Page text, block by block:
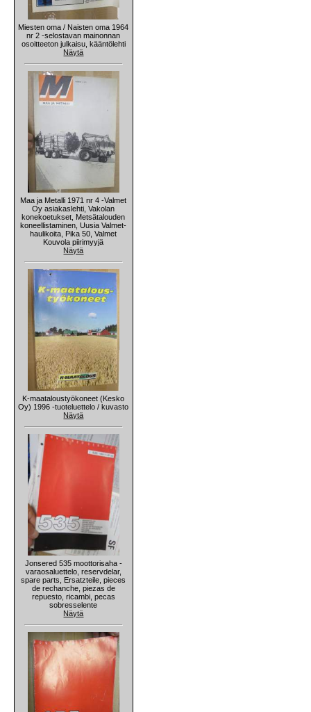
Miesten oma / Naisten oma 1964
nr 2 -selostavan mainonnan
osoitteeton julkaisu, kääntölehti
Näytä
Maa ja Metalli 1971 nr 4 -Valmet
Oy asiakaslehti, Vakolan
konekoetukset, Metsätalouden
koneellistaminen, Uusia Valmet-
haulikoita, Pika 50, Valmet
Kouvola piirimyyjä
Näytä
K-maataloustyökoneet (Kesko
Oy) 1996 -tuoteluettelo / kuvasto
Näytä
Jonsered 535 moottorisaha -
varaosaluettelo, reservdelar,
spare parts, Ersatzteile, pieces
de rechanche, piezas de
repuesto, ricambi, pecas
sobresselente
Näytä